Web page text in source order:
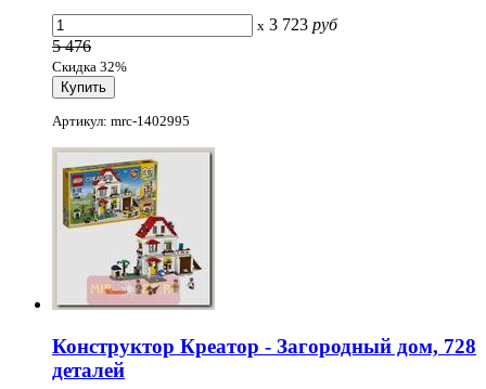
x 3 723 руб
5 476
Скидка 32%
Артикул: mrc-1402995
Конструктор Креатор - Загородный дом, 728
деталей